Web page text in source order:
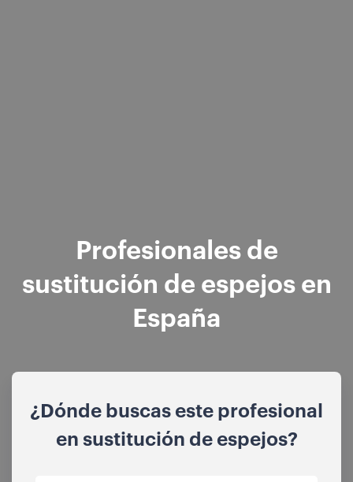
Profesionales de
sustitución de espejos en
España
¿Dónde buscas este profesional
en sustitución de espejos?